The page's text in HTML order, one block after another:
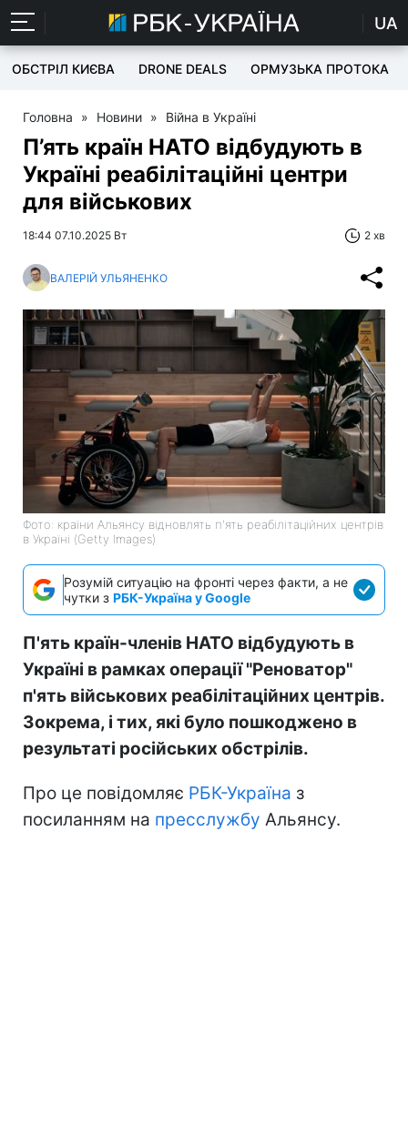
UA
ОБСТРІЛ КИЄВА DRONE DEALS ОРМУЗЬКА ПРОТОКА
Головна » Новини » Війна в Україні
П’ять країн НАТО відбудують в
Україні реабілітаційні центри
для військових
18:44 07.10.2025 Вт 2 хв
ВАЛЕРІЙ УЛЬЯНЕНКО
Фото: країни Альянсу відновлять п'ять реабілітаційних центрів
в Україні (Getty Images)
Розумій ситуацію на фронті через факти, а не
чутки з РБК-Україна у Google
П'ять країн-членів НАТО відбудують в
Україні в рамках операції "Реноватор"
п'ять військових реабілітаційних центрів.
Зокрема, і тих, які було пошкоджено в
результаті російських обстрілів.
Про це повідомляє РБК-Україна з
посиланням на пресслужбу Альянсу.